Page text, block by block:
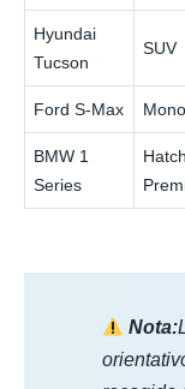
Hyundai
Tucson
SUV
Ford S-Max
BMW 1
Series
Nota: